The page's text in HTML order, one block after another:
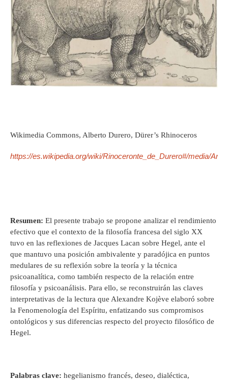
Wikimedia Commons, Alberto Durero, Dürer’s Rhinoceros
https://es.wikipedia.org/wiki/Rinoceronte_de_Durero#/media/
Resumen: El presente trabajo se propone analizar el rendimiento
efectivo que el contexto de la filosofía francesa del siglo XX
tuvo en las reflexiones de Jacques Lacan sobre Hegel, ante el
que mantuvo una posición ambivalente y paradójica en puntos
medulares de su reflexión sobre la teoría y la técnica
psicoanalítica, como también respecto de la relación entre
filosofía y psicoanálisis. Para ello, se reconstruirán las claves
interpretativas de la lectura que Alexandre Kojève elaboró sobre
la Fenomenología del Espíritu, enfatizando sus compromisos
ontológicos y sus diferencias respecto del proyecto filosófico de
Hegel.
Palabras clave: hegelianismo francés, deseo, dialéctica,